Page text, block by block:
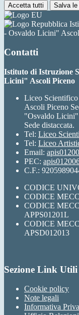
Accetta tutti Salva le
- Osvaldo Licini"
Contatti
Istituto di Istruzione
Licini" Ascoli Piceno
Liceo
Ascoli Piceno
"Osvaldo
Sede distaccata.
Tel: Liceo
Tel: Liceo
Email:
PEC:
C.F.:
CODICE
CODICE
CODICE
APPS01201L
CODICE
APSD012013
Sezione Link Utili
Cookie policy
Note legali
Informativa